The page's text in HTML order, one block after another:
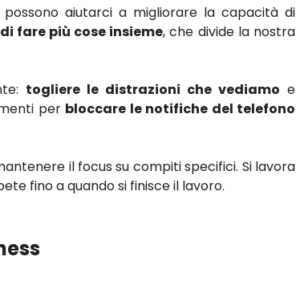
aiutarci a migliorare la capacità di
fare più cose insieme, che divide la nostra
togliere le distrazioni che vediamo e
per bloccare le notifiche del telefono
il focus su compiti specifici. Si lavora
fino a quando si finisce il lavoro.